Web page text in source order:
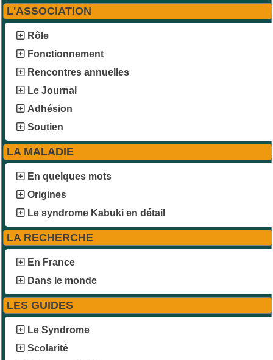
L'ASSOCIATION
Rôle
Fonctionnement
Rencontres annuelles
Le Journal
Adhésion
Soutien
LA MALADIE
En quelques mots
Origines
Le syndrome Kabuki en détail
LA RECHERCHE
En France
Dans le monde
LES GUIDES
Le Syndrome
Scolarité